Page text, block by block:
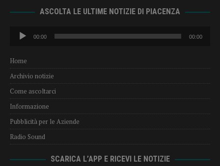
ASCOLTA LE ULTIME NOTIZIE DI PIACENZA
Audio
Player
00:00 00:00
Home
Archivio notizie
Come ascoltarci
Informazione
Pubblicità per le Aziende
Radio Sound
SCARICA L’APP E RICEVI LE NOTIZIE